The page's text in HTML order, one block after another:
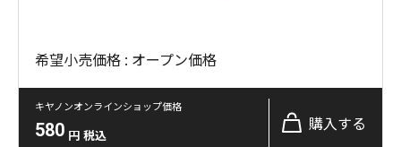
希望小売価格 : オープン価格
キヤノンオンラインショップ価格
580 円 税込
購入する